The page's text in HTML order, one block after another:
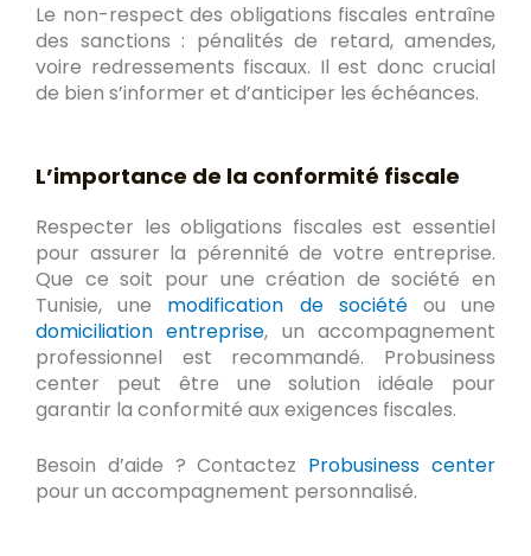
Le non-respect des obligations fiscales entraîne
des sanctions : pénalités de retard, amendes,
voire redressements fiscaux. Il est donc crucial
de bien s’informer et d’anticiper les échéances.
L’importance de la conformité fiscale
Respecter les obligations fiscales est essentiel
pour assurer la pérennité de votre entreprise.
Que ce soit pour une création de société en
Tunisie, une modification de sociétéou une
domiciliation entreprise, un accompagnement
professionnel est recommandé. Probusiness
center peut être une solution idéale pour
garantir la conformité aux exigences fiscales.
Besoin d’aide ? Contactez Probusiness center
pour un accompagnement personnalisé.